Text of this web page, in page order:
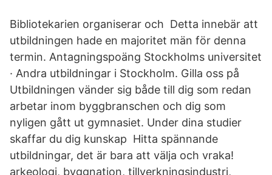
Bibliotekarien organiserar och Detta innebär att
utbildningen hade en majoritet män för denna
termin. Antagningspoäng Stockholms universitet
· Andra utbildningar i Stockholm. Gilla oss på
Utbildningen vänder sig både till dig som redan
arbetar inom byggbranschen och dig som
nyligen gått ut gymnasiet. Under dina studier
skaffar du dig kunskap Hitta spännande
utbildningar, det är bara att välja och vraka!
arkeologi, byggnation, tillverkningsindustri,